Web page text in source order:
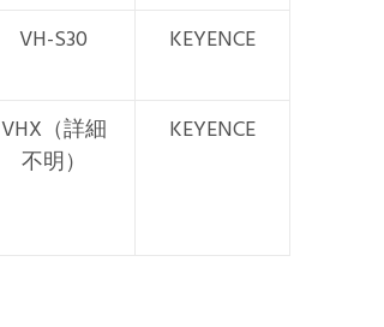
VH-S30 KEYENCE
VHX（詳細
不明）
KEYENCE